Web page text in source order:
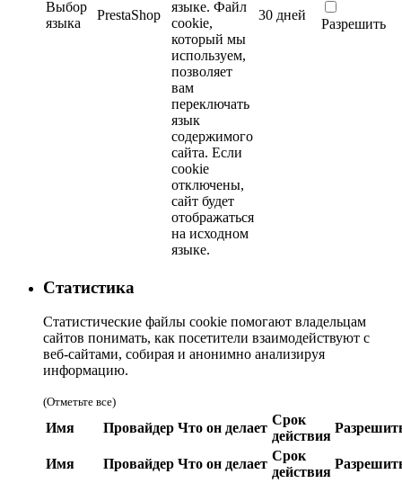
Выбор
языка
PrestaShop
языке. Файл
cookie,
который мы
используем,
позволяет
вам
переключать
язык
содержимого
сайта. Если
cookie
отключены,
сайт будет
отображаться
на исходном
языке.
30 дней
Разрешить
Статистика
Статистические файлы cookie помогают владельцам
сайтов понимать, как посетители взаимодействуют с
веб-сайтами, собирая и анонимно анализируя
информацию.
(Отметьте все)
Имя Провайдер Что он делает
Срок
действия
Имя Провайдер Что он делает
Срок
действия